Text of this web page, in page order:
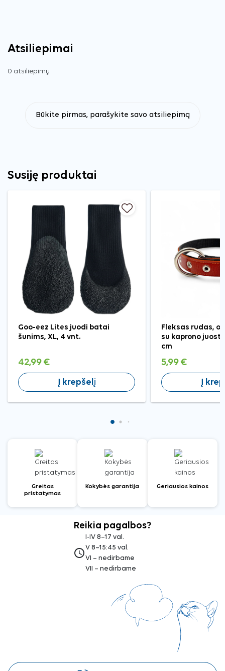
Atsiliepimai
0 atsiliepimų
Būkite pirmas, parašykite savo atsiliepimą
Susiję produktai
Goo-eez Lites juodi batai
šunims, XL, 4 vnt.
42,99 €
Į krepšelį
Fleksas rudas,
su kaprono
cm
5,99 €
Į
Greitas
pristatymas
Kokybės garantija Geriausios kainos
Reikia pagalbos?
access_time
I-IV 8–17 val.
V 8–15:45 val.
VI – nedirbame
VII – nedirbame